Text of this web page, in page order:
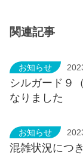
関連記事
お知らせ
シルガード９
なりました
お知らせ
混雑状況につ